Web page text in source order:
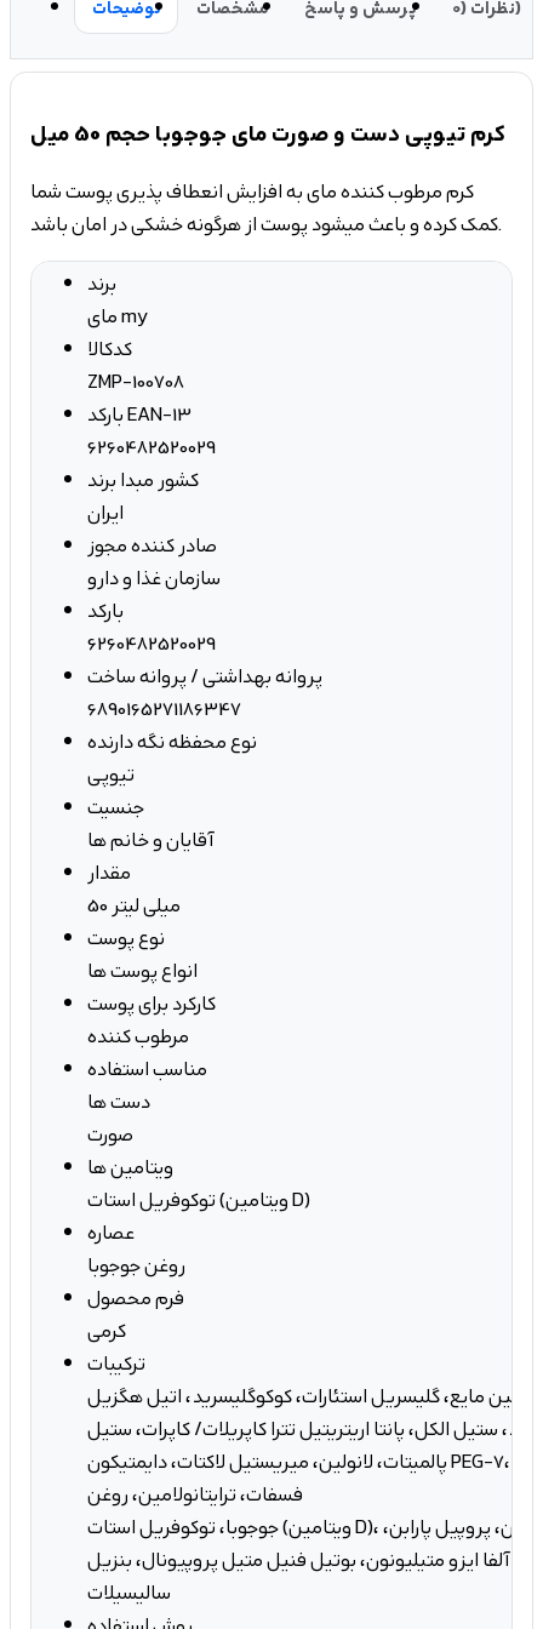
توضیحات مشخصات پرسش و پاسخ نظرات (0)
کرم تیوپی دست و صورت مای جوجوبا حجم 50 میل
کرم مرطوب کننده مای به افزایش انعطاف پذیری پوست شما
کمک کرده و باعث میشود پوست از هرگونه خشکی در امان باشد.
برند
مای my
کدکالا
ZMP-100708
بارکد EAN-13
6260482520029
کشور مبدا برند
ایران
صادر کننده مجوز
سازمان غذا و دارو
بارکد
6260482520029
پروانه بهداشتی / پروانه ساخت
6890165271186347
نوع محفظه نگه دارنده
تیوپی
جنسیت
آقایان و خانم ها
مقدار
50 میلی لیتر
نوع پوست
انواع پوست ها
کارکرد برای پوست
مرطوب کننده
مناسب استفاده
دست ها
صورت
ویتامین ها
توکوفریل استات (ویتامین D)
عصاره
روغن جوجوبا
فرم محصول
کرمی
ترکیبات
مایع، گلیسریل استئارات، کوکوگلیسرید، اتیل هگزیل
ستیل الکل، پانتا اریتریتیل تترا کاپریلات/ کاپرات، ستیل
پالمیتات، لانولین، میریستیل لاکتات، دایمتیکون PEG-7، بیزواکس، پتاسیم ستیل
فسفات، ترایتانولامین، روغن
جوجوبا، توکوفریل استات (ویتامین D)، آروما، متیل پارابن، پروپیل پارابن،
آلفا ایزو متیلیونون، بوتیل فنیل متیل پروپیونال، بنزیل
سالیسیلات